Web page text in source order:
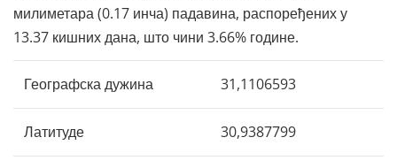
милиметара (0.17 инча) падавина, распоређених у
13.37 кишних дана, што чини 3.66% године.
Географска дужина 31,1106593
Латитуде 30,9387799